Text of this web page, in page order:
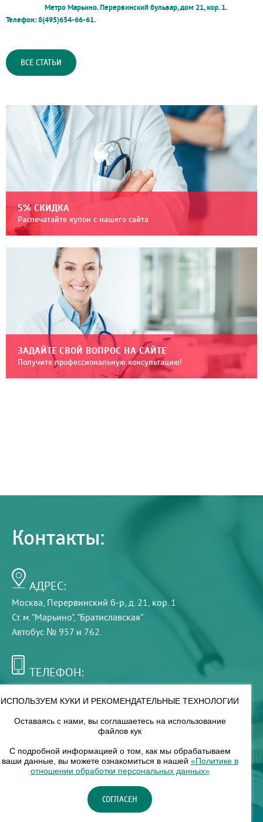
Метро Марьино. Перервинский бульвар, дом 21, кор. 1.
Телефон: 8(495)654-66-61.
ВСЕ СТАТЬИ
5% СКИДКА
Распечатайте купон с нашего сайта
ЗАДАЙТЕ СВОЙ ВОПРОС НА САЙТЕ
Получите профессиональную консультацию!
Контакты:
АДРЕС:
Москва, Перервинский б-р, д. 21, кор. 1
Ст. м. "Марьино", "Братиславская"
Автобус № 957 и 762.
ТЕЛЕФОН:
РЕЖИМ РАБОТЫ:
8 — 18
НАШ ФИЛИАЛ:
Москва, м. Нагорное, Нагорный б-р, д. 19, кор. 1
ИСПОЛЬЗУЕМ КУКИ И РЕКОМЕНДАТЕЛЬНЫЕ ТЕХНОЛОГИИ
Оставаясь с нами, вы соглашаетесь на использование
файлов кук
С подробной информацией о том, как мы обрабатываем
ваши данные, вы можете ознакомиться в нашей «Политике в
отношении обработки персональных данных»
СОГЛАСЕН